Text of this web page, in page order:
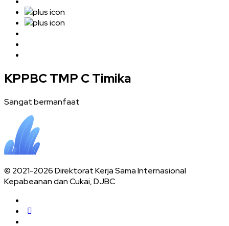
KPPBC TMP C Timika
Sangat bermanfaat
© 2021-2026 Direktorat Kerja Sama Internasional
Kepabeanan dan Cukai, DJBC